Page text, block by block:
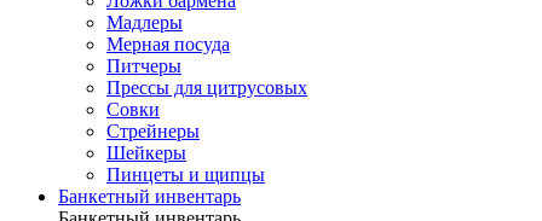
Мадлеры
Мерная посуда
Питчеры
Прессы для цитрусовых
Совки
Стрейнеры
Шейкеры
Пинцеты и щипцы
Банкетный инвентарь